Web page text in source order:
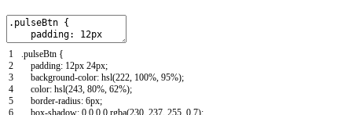
1
2
3
4
5
6
pulseBtn {
padding: 12px 24px;
background-color: hsl(222 100% 95%);
color: hsl(243 80% 62%);
border-radius: 6px;
box-shadow: 0 0 0 0 rgba(230 237 255 0.7);